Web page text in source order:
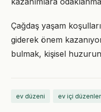
Çağdaş yaşam
giderek önem
bulmak, kişisel
ev düzeni ev içi